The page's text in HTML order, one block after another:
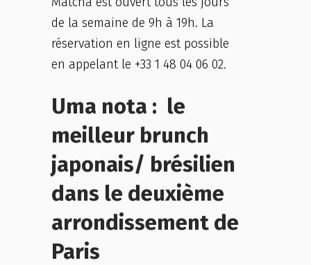
de la semaine de 9h à 19h. La
réservation en ligne est possible
en appelant le +33 1 48 04 06 02.
Uma nota : le
meilleur brunch
japonais/ brésilien
dans le deuxième
arrondissement de
Paris